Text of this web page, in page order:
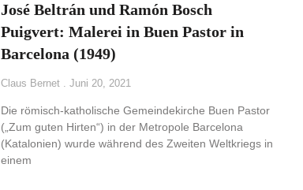
José Beltrán und Ramón Bosch
Puigvert: Malerei in Buen Pastor in
Barcelona (1949)
Claus Bernet Juni 20, 2021
Die römisch-katholische Gemeindekirche Buen Pastor
(„Zum guten Hirten“) in der Metropole Barcelona
(Katalonien) wurde während des Zweiten Weltkriegs in
einem